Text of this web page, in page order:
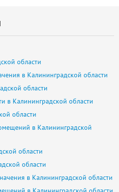
области
в Калининградской области
области
в Калининградской области
области
в Калининградской
области
области
в Калининградской области